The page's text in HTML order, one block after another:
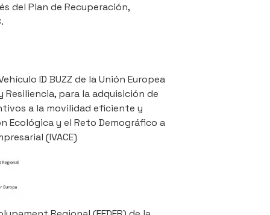
del Plan de Recuperación,
ID BUZZ de la Unión Europea
para la adquisición de
a la movilidad eficiente y
Ecológica y el Reto Demográfico a
(IVACE)